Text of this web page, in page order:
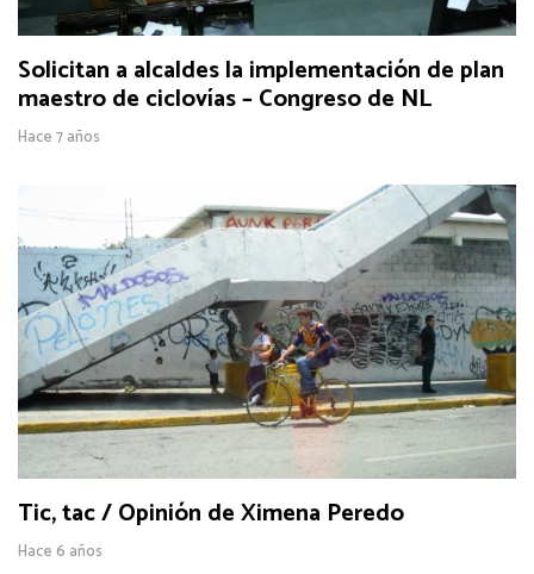
Solicitan a alcaldes la implementación de plan
maestro de ciclovías – Congreso de NL
Hace 7 años
Tic, tac / Opinión de Ximena Peredo
Hace 6 años